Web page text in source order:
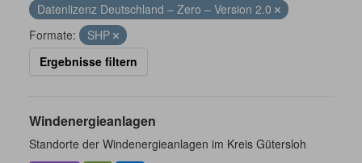
Datenlizenz Deutschland – Zero – Version 2.0
Formate:
SHP
Ergebnisse filtern
Windenergieanlagen
Standorte der Windenergieanlagen im Kreis Gütersloh